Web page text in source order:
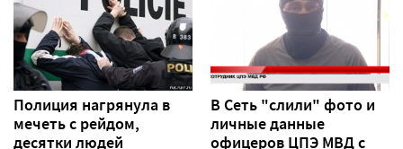
Полиция нагрянула в
мечеть с рейдом,
десятки людей
В Сеть "слили" фото и
личные данные
офицеров ЦПЭ МВД с